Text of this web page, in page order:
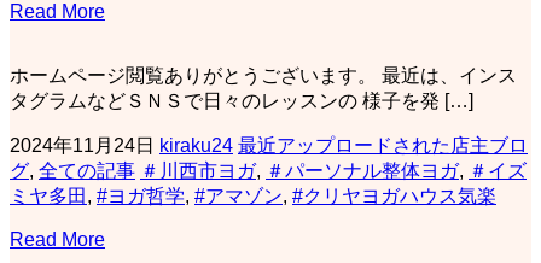
Read More
ホームページ閲覧ありがとうございます。 最近は、インス
タグラムなどＳＮＳで日々のレッスンの 様子を発 […]
2024年11月24日 kiraku24 最近アップロードされた店主ブロ
グ, 全ての記事 ＃川西市ヨガ, ＃パーソナル整体ヨガ, ＃イズ
ミヤ多田 , #ヨガ哲学, #アマゾン, #クリヤヨガハウス気楽
Read More